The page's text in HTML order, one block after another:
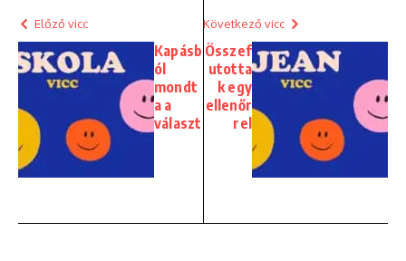
Előző vicc
Kapásb
ól
mondt
a a
választ
Következő vicc
Összef
utotta
k egy
ellenőr
rel